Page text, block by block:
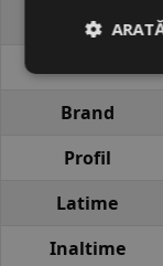
Cod produs
Brand
Profil
Latime
Inaltime